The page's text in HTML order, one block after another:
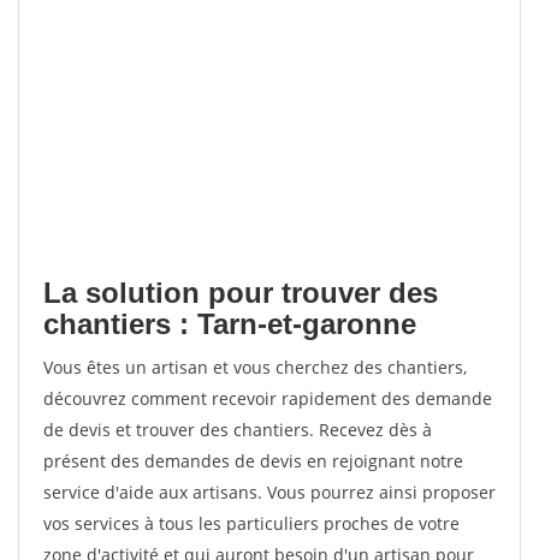
La solution pour trouver des
chantiers : Tarn-et-garonne
Vous êtes un artisan et vous cherchez des chantiers,
découvrez comment recevoir rapidement des demande
de devis et trouver des chantiers. Recevez dès à
présent des demandes de devis en rejoignant notre
service d'aide aux artisans. Vous pourrez ainsi proposer
vos services à tous les particuliers proches de votre
zone d'activité et qui auront besoin d'un artisan pour